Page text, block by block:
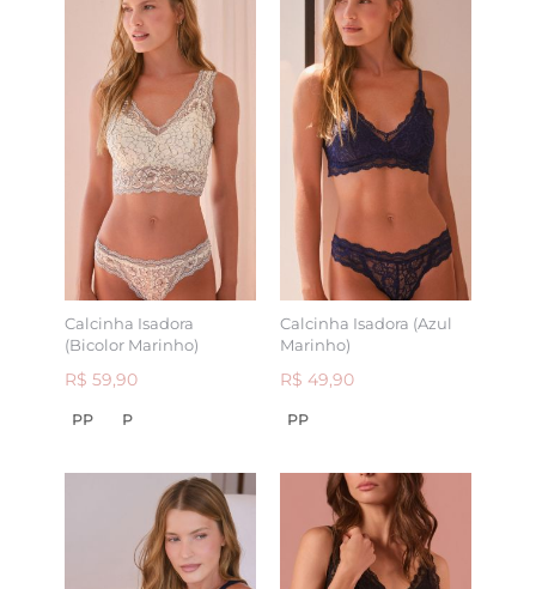
Calcinha Isadora
(Bicolor Marinho)
R$ 59,90
PP P
Calcinha Isadora (Azul
Marinho)
R$ 49,90
PP